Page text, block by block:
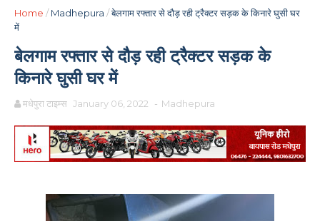
Home / Madhepura /बेलगाम रफ्तार से दौड़ रही ट्रैक्टर सड़क के किनारे घुसी घर
में
बेलगाम रफ्तार से दौड़ रही ट्रैक्टर सड़क के
किनारे घुसी घर में
मधेपुरा टाइम्स January 06, 2022 - Madhepura